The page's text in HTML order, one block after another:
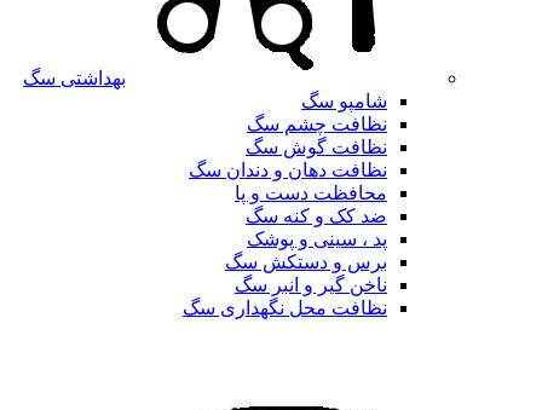
بهداشتی سگ
شامپو سگ
نظافت چشم سگ
نظافت گوش سگ
نظافت دهان و دندان سگ
محافظت دست و پا
ضد کک و کنه سگ
پد ، سینی و پوشک
برس و دستکش سگ
ناخن گیر و انبر سگ
نظافت محل نگهداری سگ